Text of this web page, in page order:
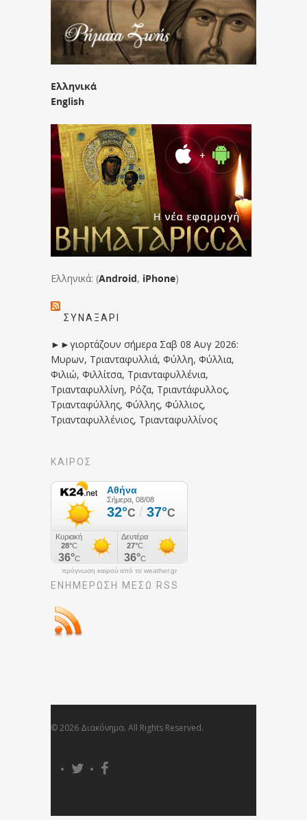
Ελληνικά
English
Ελληνικά: (Android, iPhone)
ΣΥΝΑΞΆΡΙ
►►γιορτάζουν σήμερα Σαβ 08 Αυγ 2026:
Μυρων, Τριανταφυλλιά, Φύλλη, Φύλλια,
Φιλιώ, Φιλλίτσα, Τριανταφυλλένια,
Τριανταφυλλίνη, Ρόζα, Τριαντάφυλλος,
Τριανταφύλλης, Φύλλης, Φύλλιος,
Τριανταφυλλένιος, Τριανταφυλλίνος
ΚΑΙΡΟΣ
πρόγνωση καιρού από το weather.gr
ΕΝΗΜΈΡΩΣΉ ΜΕΣΩ RSS
© 2026 Διακόνημα. All Rights Reserved.